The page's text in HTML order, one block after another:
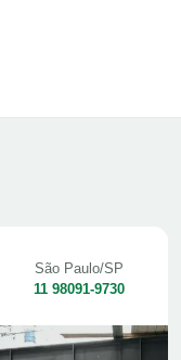
São Paulo/SP
11 98091-9730